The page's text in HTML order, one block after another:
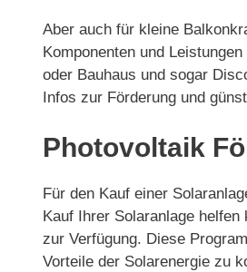
Aber auch für kleine
Komponenten und
oder Bauhaus und sogar
Infos zur Förderung und
Photovoltaik
Für den Kauf einer
Kauf Ihrer Solaranlage
zur Verfügung. Diese
Vorteile der Solarenergie zu